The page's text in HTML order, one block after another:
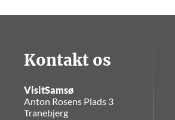
Kontakt os
VisitSamsø
Anton Rosens Plads 3
Tranebjerg